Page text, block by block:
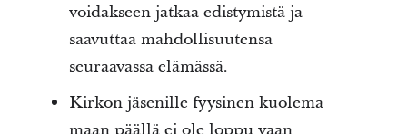
voidakseen jatkaa edistymistä ja
saavuttaa mahdollisuutensa
seuraavassa elämässä.
Kirkon jäsenille fyysinen kuolema